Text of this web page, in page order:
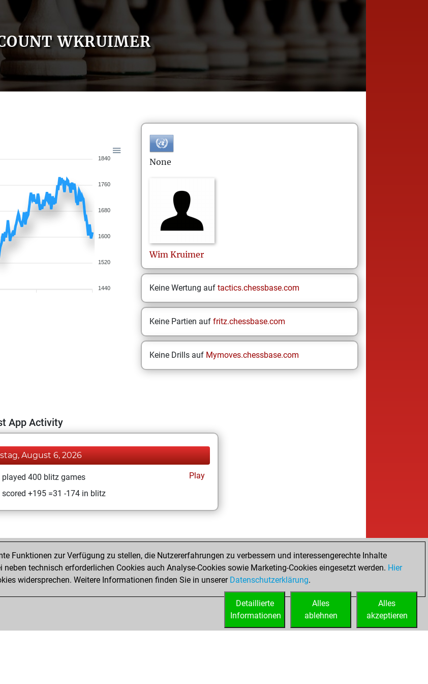
WKRUIMER
1840
1760
1680
1600
1520
1440
None
Wim Kruimer
Keine Wertung auf tactics.chessbase.com
Keine Partien auf fritz.chessbase.com
Keine Drills auf Mymoves.chessbase.com
App Activity
August 6, 2026
played 400 blitz games
Play
scored +195 =31 -174 in blitz
Funktionen zur Verfügung zu stellen, die Nutzererfahrungen zu verbessern und interessengerechte Inhalte
technisch erforderlichen Cookies auch Analyse-Cookies sowie Marketing-Cookies eingesetzt werden. Hier
widersprechen. Weitere Informationen finden Sie in unserer Datenschutzerklärung.
Alles
akzeptieren
Alles
ablehnen
Detaillierte
Informationen